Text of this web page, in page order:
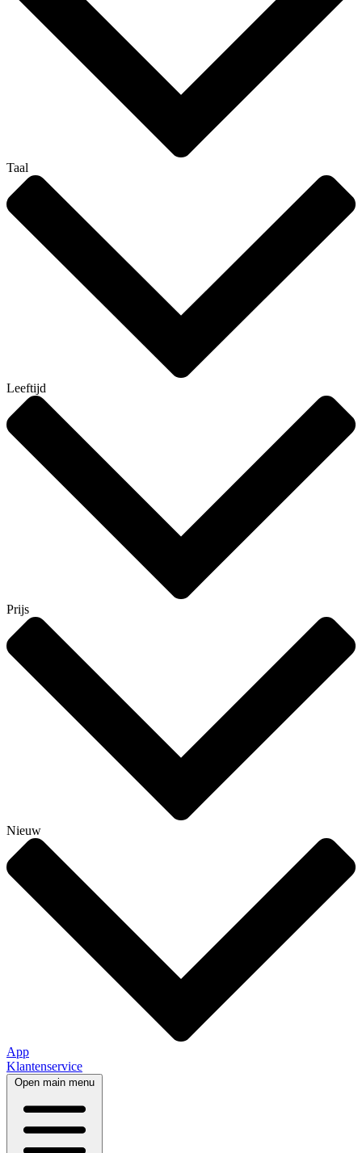
Taal
Leeftijd
Prijs
Nieuw
App
Klantenservice
Open main menu